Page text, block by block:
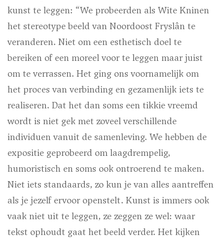
kunst te leggen: “We probeerden als Wite Kninen
het stereotype beeld van Noordoost Fryslân te
veranderen. Niet om een esthetisch doel te
bereiken of een moreel voor te leggen maar juist
om te verrassen. Het ging ons voornamelijk om
het proces van verbinding en gezamenlijk iets te
realiseren. Dat het dan soms een tikkie vreemd
wordt is niet gek met zoveel verschillende
individuen vanuit de samenleving. We hebben de
expositie geprobeerd om laagdrempelig,
humoristisch en soms ook ontroerend te maken.
Niet iets standaards, zo kun je van alles aantreffen
als je jezelf ervoor openstelt. Kunst is immers ook
vaak niet uit te leggen, ze zeggen ze wel: waar
tekst ophoudt gaat het beeld verder. Het kijken